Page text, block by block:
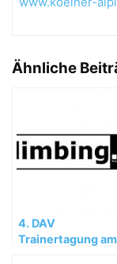
Ähnliche
4. DAV
Trainertagung